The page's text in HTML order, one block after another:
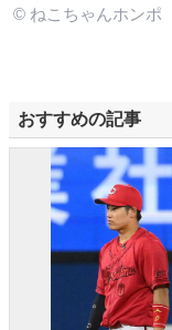
© ねこちゃんホンポ
おすすめの記事